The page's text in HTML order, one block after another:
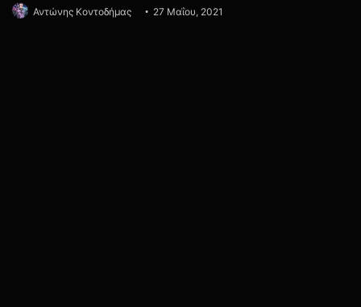
Αντώνης Κοντοδήμας 27 Μαΐου, 2021